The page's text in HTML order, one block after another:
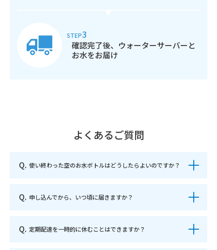
STEP3
確認完了後、ウォーターサーバーと
お水をお届け
よくあるご質問
Q. 使い終わった空のお水ボトルはどうしたらよいのですか？
Q. 申し込んでから、いつ頃に届きますか？
Q. 定期配達を一時的に休むことはできますか？